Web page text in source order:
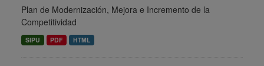
Plan de Modernización, Mejora e Incremento de la
Competitividad
SIPU PDF HTML